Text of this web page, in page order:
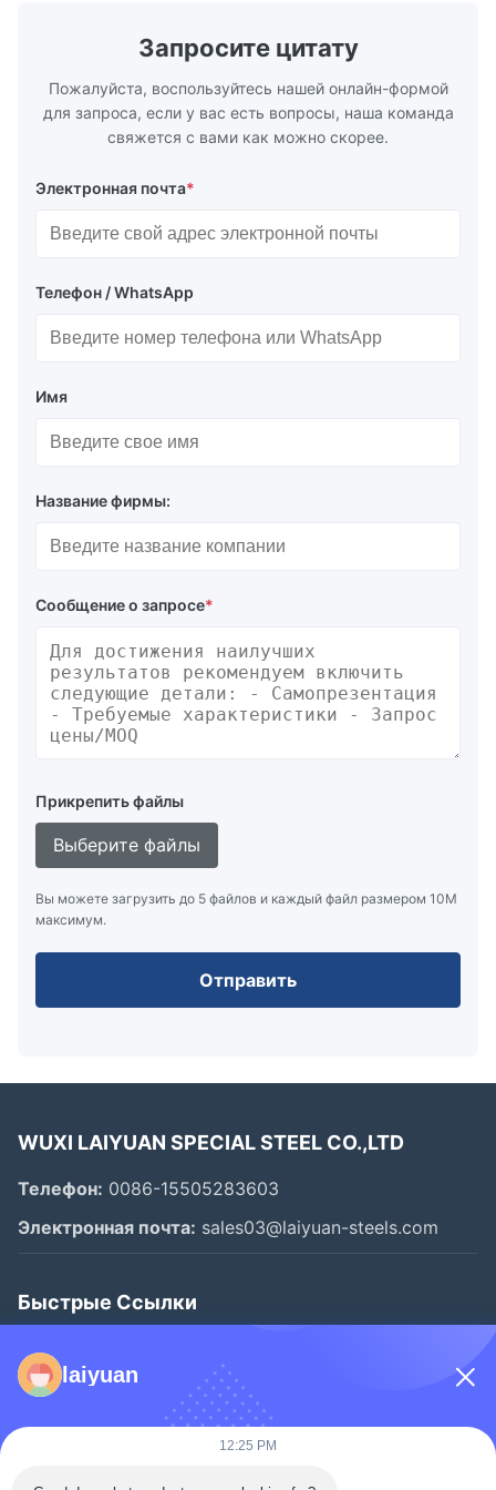
TH620 Standard JIS DIN ASTM GB EN AISI
Product Features High-quality tinplate with
Запросите цитату
Пожалуйста, воспользуйтесь нашей онлайн-формой
для запроса, если у вас есть вопросы, наша команда
свяжется с вами как можно скорее.
Электронная почта*
Телефон / WhatsApp
Имя
Название фирмы:
Сообщение о запросе*
Прикрепить файлы
Выберите файлы
Вы можете загрузить до 5 файлов и каждый файл размером 10M
максимум.
Отправить
WUXI LAIYUAN SPECIAL STEEL CO.,LTD
Телефон: 0086-15505283603
Электронная почта: sales03@laiyuan-steels.com
Быстрые Ссылки
Домой
Продукты
Видеозаписи
laiyuan
12:25 PM